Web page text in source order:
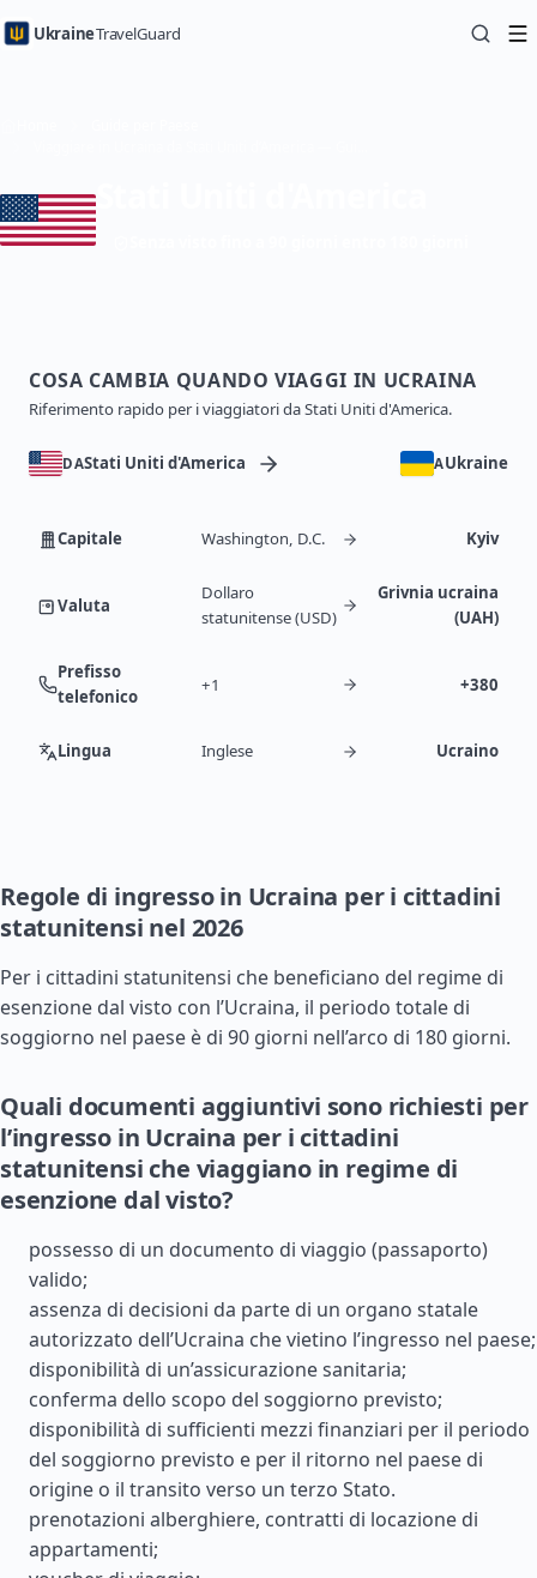
UkraineTravelGuard
COSA CAMBIA QUANDO VIAGGI IN UCRAINA
Riferimento rapido per i viaggiatori da Stati Uniti d'America.
DAStati Uniti d'America AUkraine
Capitale Washington, D.C. Kyiv
Valuta
Dollaro
statunitense (USD)
Grivnia ucraina
(UAH)
Prefisso
telefonico
+1 +380
Lingua Inglese Ucraino
Regole di ingresso in Ucraina per i cittadini
statunitensi nel 2026
Per i cittadini statunitensi che beneficiano del regime di
esenzione dal visto con l’Ucraina, il periodo totale di
soggiorno nel paese è di 90 giorni nell’arco di 180 giorni.
Quali documenti aggiuntivi sono richiesti per
l’ingresso in Ucraina per i cittadini
statunitensi che viaggiano in regime di
esenzione dal visto?
possesso di un documento di viaggio (passaporto)
valido;
assenza di decisioni da parte di un organo statale
autorizzato dell’Ucraina che vietino l’ingresso nel paese;
disponibilità di un’assicurazione sanitaria;
conferma dello scopo del soggiorno previsto;
disponibilità di sufficienti mezzi finanziari per il periodo
del soggiorno previsto e per il ritorno nel paese di
origine o il transito verso un terzo Stato.
prenotazioni alberghiere, contratti di locazione di
appartamenti;